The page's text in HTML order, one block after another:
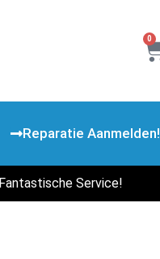
0
Reparatie Aanmelden!
Fantastische Service!